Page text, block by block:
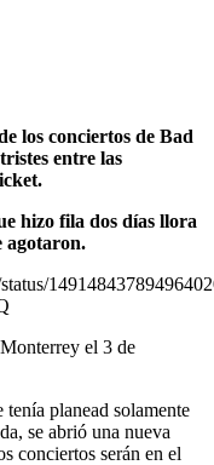
los conciertos de Bad
entre las
hizo fila dos días llora
agotaron.
el 3 de
planead solamente
se abrió una nueva
conciertos serán en el